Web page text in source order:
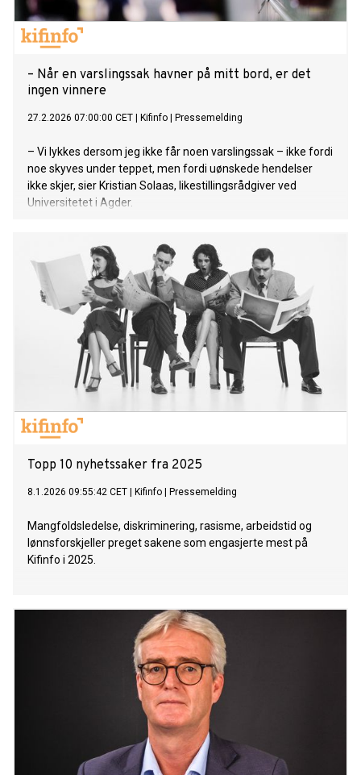
– Når en varslingssak havner på mitt bord, er det
ingen vinnere
27.2.2026 07:00:00 CET Kifinfo Pressemelding
– Vi lykkes dersom jeg ikke får noen varslingssak – ikke fordi
noe skyves under teppet, men fordi uønskede hendelser
ikke skjer, sier Kristian Solaas, likestillingsrådgiver ved
Universitetet i Agder.
Topp 10 nyhetssaker fra 2025
8.1.2026 09:55:42 CET Kifinfo Pressemelding
Mangfoldsledelse, diskriminering, rasisme, arbeidstid og
lønnsforskjeller preget sakene som engasjerte mest på
Kifinfo i 2025.